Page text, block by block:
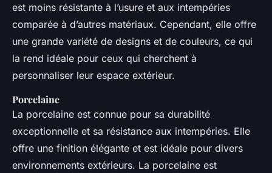
est moins résistante à l’usure et aux intempéries
comparée à d’autres matériaux. Cependant, elle offre
une grande variété de designs et de couleurs, ce qui
la rend idéale pour ceux qui cherchent à
personnaliser leur espace extérieur.
Porcelaine
La porcelaine est connue pour sa durabilité
exceptionnelle et sa résistance aux intempéries. Elle
offre une finition élégante et est idéale pour divers
environnements extérieurs. La porcelaine est